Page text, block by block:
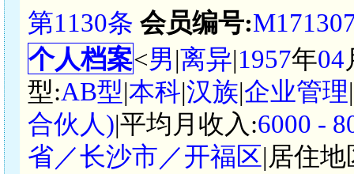
第1130条 会员编号:
个人档案<男|离异|1957年04
型:AB型|本科|汉族|企业管理
合伙人)|平均月收入:6000 -
省／长沙市／开福区|居住地